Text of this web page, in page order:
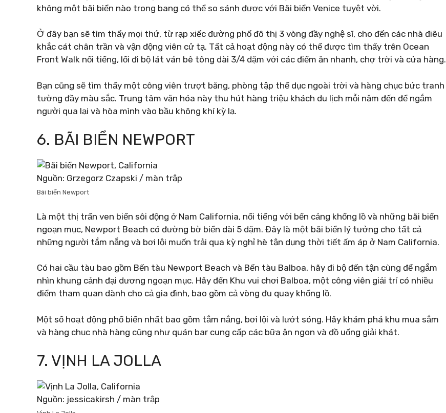
không một bãi biển nào trong bang có thể so sánh được với Bãi biển Venice tuyệt vời.
Ở đây bạn sẽ tìm thấy mọi thứ, từ rạp xiếc đường phố đô thị 3 vòng đầy nghệ sĩ, cho đến các nhà điêu
khắc cát chân trần và vận động viên cử tạ. Tất cả hoạt động này có thể được tìm thấy trên Ocean
Front Walk nổi tiếng, lối đi bộ lát ván bê tông dài 3/4 dặm với các điểm ăn nhanh, chợ trời và cửa hàng.
Bạn cũng sẽ tìm thấy một công viên trượt băng, phòng tập thể dục ngoài trời và hàng chục bức tranh
tường đầy màu sắc. Trung tâm văn hóa này thu hút hàng triệu khách du lịch mỗi năm đến để ngắm
người qua lại và hòa mình vào bầu không khí kỳ lạ.
6. BÃI BIỂN NEWPORT
Nguồn: Grzegorz Czapski / màn trập
Bãi biển Newport
Là một thị trấn ven biển sôi động ở Nam California, nổi tiếng với bến cảng khổng lồ và những bãi biển
ngoạn mục, Newport Beach có đường bờ biển dài 5 dặm. Đây là một bãi biển lý tưởng cho tất cả
những người tắm nắng và bơi lội muốn trải qua kỳ nghỉ hè tận dụng thời tiết ấm áp ở Nam California.
Có hai cầu tàu bao gồm Bến tàu Newport Beach và Bến tàu Balboa, hãy đi bộ đến tận cùng để ngắm
nhìn khung cảnh đại dương ngoạn mục. Hãy đến Khu vui chơi Balboa, một công viên giải trí có nhiều
điểm tham quan dành cho cả gia đình, bao gồm cả vòng đu quay khổng lồ.
Một số hoạt động phổ biến nhất bao gồm tắm nắng, bơi lội và lướt sóng. Hãy khám phá khu mua sắm
và hàng chục nhà hàng cũng như quán bar cung cấp các bữa ăn ngon và đồ uống giải khát.
7. VỊNH LA JOLLA
Nguồn: jessicakirsh / màn trập